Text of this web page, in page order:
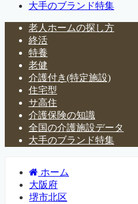
大手のブランド特集
老人ホームの探し方
終活
特養
老健
介護付き(特定施設)
住宅型
サ高住
介護保険の知識
全国の介護施設データ
大手のブランド特集
ホーム
大阪府
堺市北区